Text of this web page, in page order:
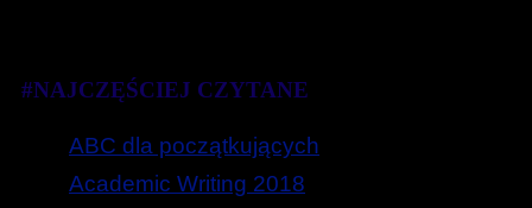
#NAJCZĘŚCIEJ CZYTANE
ABC dla początkujących
Academic Writing 2018